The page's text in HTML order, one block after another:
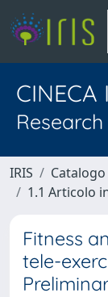
CINECA
IRIS
1.1 Articolo
Fitness
tele-